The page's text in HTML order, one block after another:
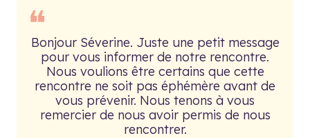
❝
Bonjour Séverine. Juste une petit message
pour vous informer de notre rencontre.
Nous voulions être certains que cette
rencontre ne soit pas éphémère avant de
vous prévenir. Nous tenons à vous
remercier de nous avoir permis de nous
rencontrer.